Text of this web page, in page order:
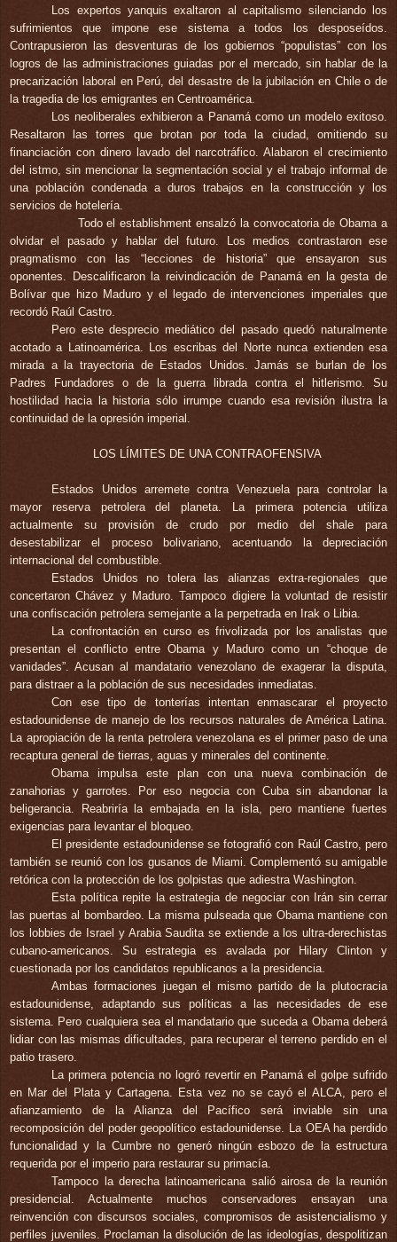
Los expertos yanquis exaltaron alcapitalismo silenciando los
sufrimientos que impone ese sistema a todos los desposeídos.
Contrapusieron las desventuras de los gobiernos “populistas” con los
logros de las administraciones guiadas por el mercado, sin hablar de la
precarización laboral en Perú, del desastre de la jubilación en Chile o de
la tragedia de los emigrantes en Centroamérica.
Los neoliberales exhibieron a Panamá como un modelo exitoso.
Resaltaron las torres que brotan por toda la ciudad, omitiendo su
financiación con dinero lavado del narcotráfico. Alabaron el crecimiento
del istmo, sin mencionar la segmentación social y el trabajo informal de
una población condenada a duros trabajos en la construcción y los
servicios de hotelería.
Todo el establishment ensalzó la convocatoria deObama a
olvidar el pasado y hablar del futuro. Los medios contrastaron ese
pragmatismo con las “lecciones de historia” que ensayaron sus
oponentes. Descalificaron la reivindicación de Panamá en la gesta de
Bolívar que hizo Maduro y el legado de intervenciones imperiales que
recordó Raúl Castro.
Pero este desprecio mediático del pasado quedó naturalmente
acotado a Latinoamérica. Los escribas del Norte nunca extienden esa
mirada a la trayectoria de Estados Unidos. Jamás se burlan de los
Padres Fundadores o de la guerra librada contra el hitlerismo. Su
hostilidad hacia la historia sólo irrumpe cuando esa revisión ilustra la
continuidad de la opresión imperial.
LOS LÍMITES DE UNA CONTRAOFENSIVA
Estados Unidos arremete contra Venezuela para controlar la
mayor reserva petrolera del planeta. La primera potencia utiliza
actualmente su provisión de crudo por medio del shale para
desestabilizar el proceso bolivariano, acentuando la depreciación
internacional del combustible.
Estados Unidos no tolera las alianzas extra-regionales que
concertaron Chávez y Maduro. Tampoco digiere la voluntad de resistir
una confiscación petrolera semejante a la perpetrada en Irak o Libia.
La confrontación en curso es frivolizada por los analistas que
presentan el conflicto entre Obama y Maduro como un “choque de
vanidades”. Acusan al mandatario venezolano de exagerar la disputa,
para distraer a la población de sus necesidades inmediatas.
Con ese tipo de tonterías intentan enmascarar el proyecto
estadounidense de manejo de los recursos naturales de América Latina.
La apropiación de la renta petrolera venezolana es el primer paso de una
recaptura general de tierras, aguas y minerales del continente.
Obama impulsa este plan con una nueva combinación de
zanahorias y garrotes. Por eso negocia con Cuba sin abandonar la
beligerancia. Reabriría la embajada en la isla, pero mantiene fuertes
exigencias para levantar el bloqueo.
El presidente estadounidense se fotografió con Raúl Castro, pero
también se reunió con los gusanos de Miami. Complementó su amigable
retórica con la protección de los golpistas que adiestra Washington.
Esta política repite la estrategia de negociar con Irán sin cerrar
las puertas al bombardeo. La misma pulseada que Obama mantiene con
los lobbies de Israel y Arabia Saudita se extiende a los ultra-derechistas
cubano-americanos. Su estrategia es avalada por Hilary Clinton y
cuestionada por los candidatos republicanos a la presidencia.
Ambas formaciones juegan el mismo partido de la plutocracia
estadounidense, adaptando sus políticas a las necesidades de ese
sistema. Pero cualquiera sea el mandatario que suceda a Obama deberá
lidiar con las mismas dificultades, para recuperar el terreno perdido en el
patio trasero.
La primera potencia no logró revertir en Panamá el golpe sufrido
en Mar del Plata y Cartagena. Esta vez no se cayó el ALCA, pero el
afianzamiento de la Alianza del Pacífico será inviable sin una
recomposición del poder geopolítico estadounidense. La OEA ha perdido
funcionalidad y la Cumbre no generó ningún esbozo de la estructura
requerida por el imperio para restaurar su primacía.
Tampoco la derecha latinoamericana salió airosa de la reunión
presidencial. Actualmente muchos conservadores ensayan una
reinvención con discursos sociales, compromisos de asistencialismo y
perfiles juveniles. Proclaman la disolución de las ideologías, despolitizan